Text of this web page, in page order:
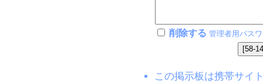
削除する 管理者用パス
この掲示板は携帯サイ